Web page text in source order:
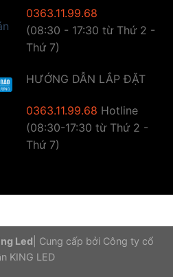
0363.11.99.68
(08:30 - 17:30 từ Thứ 2 -
Thứ 7)
HƯỚNG DẪN LẮP ĐẶT
0363.11.99.68 Hotline
(08:30-17:30 từ Thứ 2 -
Thứ 7)
Led Cung cấp bởi Công ty cổ
KING LED